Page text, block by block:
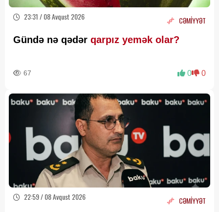
23:31 / 08 Avqust 2026 CƏMİYYƏT
Gündə nə qədər qarpız yemək olar?
67 0 0
22:59 / 08 Avqust 2026 CƏMİYYƏT